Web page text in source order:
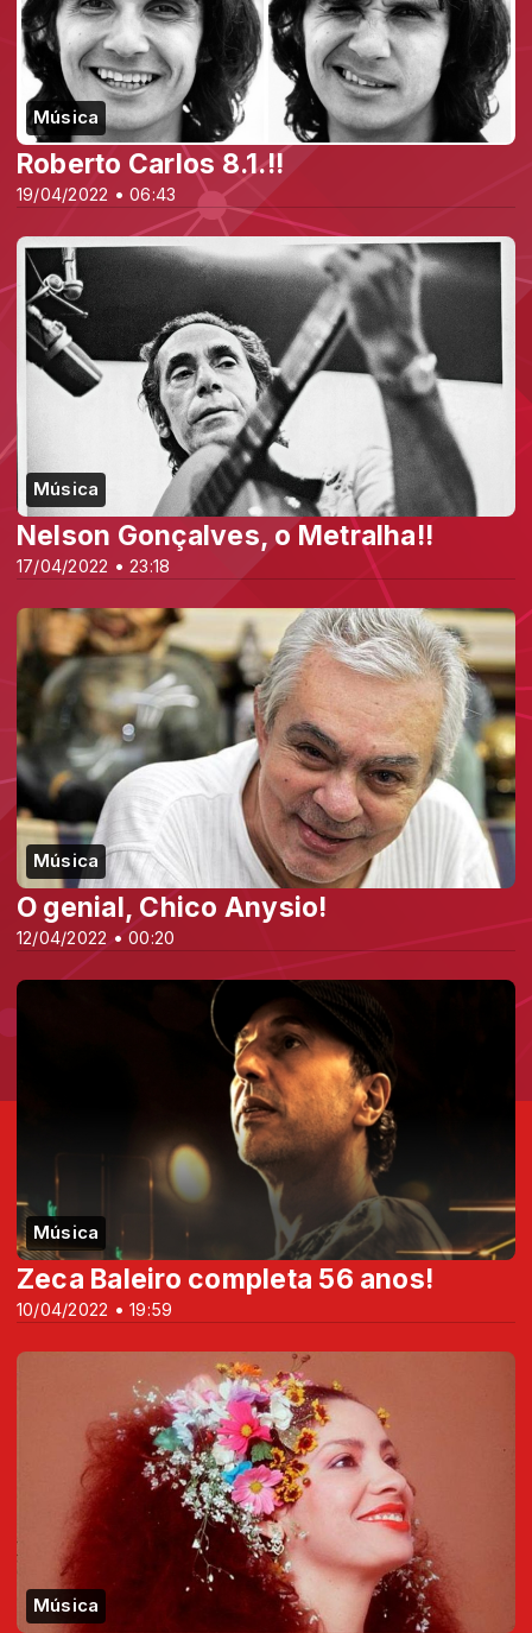
Música
19/04/2022 • 06:43
Roberto Carlos 8.1.!!
Música
17/04/2022 • 23:18
Nelson Gonçalves, o Metralha!!
Música
12/04/2022 • 00:20
O genial, Chico Anysio!
Música
10/04/2022 • 19:59
Zeca Baleiro completa 56 anos!
Música